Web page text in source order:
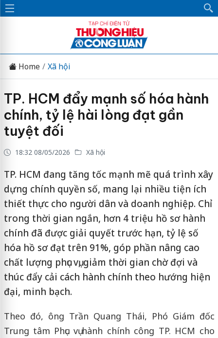
Home Xã hội
TP. HCM đẩy mạnh số hóa hành
chính, tỷ lệ hài lòng đạt gần
tuyệt đối
18:32 08/05/2026 Xã hội
TP. HCM đang tăng tốc mạnh mẽ quá trình xây
dựng chính quyền số, mang lại nhiều tiện ích
thiết thực cho người dân và doanh nghiệp. Chỉ
trong thời gian ngắn, hơn 4 triệu hồ sơ hành
chính đã được giải quyết trước hạn, tỷ lệ số
hóa hồ sơ đạt trên 91%, góp phần nâng cao
chất lượng phục vụ, giảm thời gian chờ đợi và
thúc đẩy cải cách hành chính theo hướng hiện
đại, minh bạch.
Theo đó, ông Trần Quang Thái, Phó Giám đốc
Trung tâm Phục vụ hành chính công TP. HCM cho